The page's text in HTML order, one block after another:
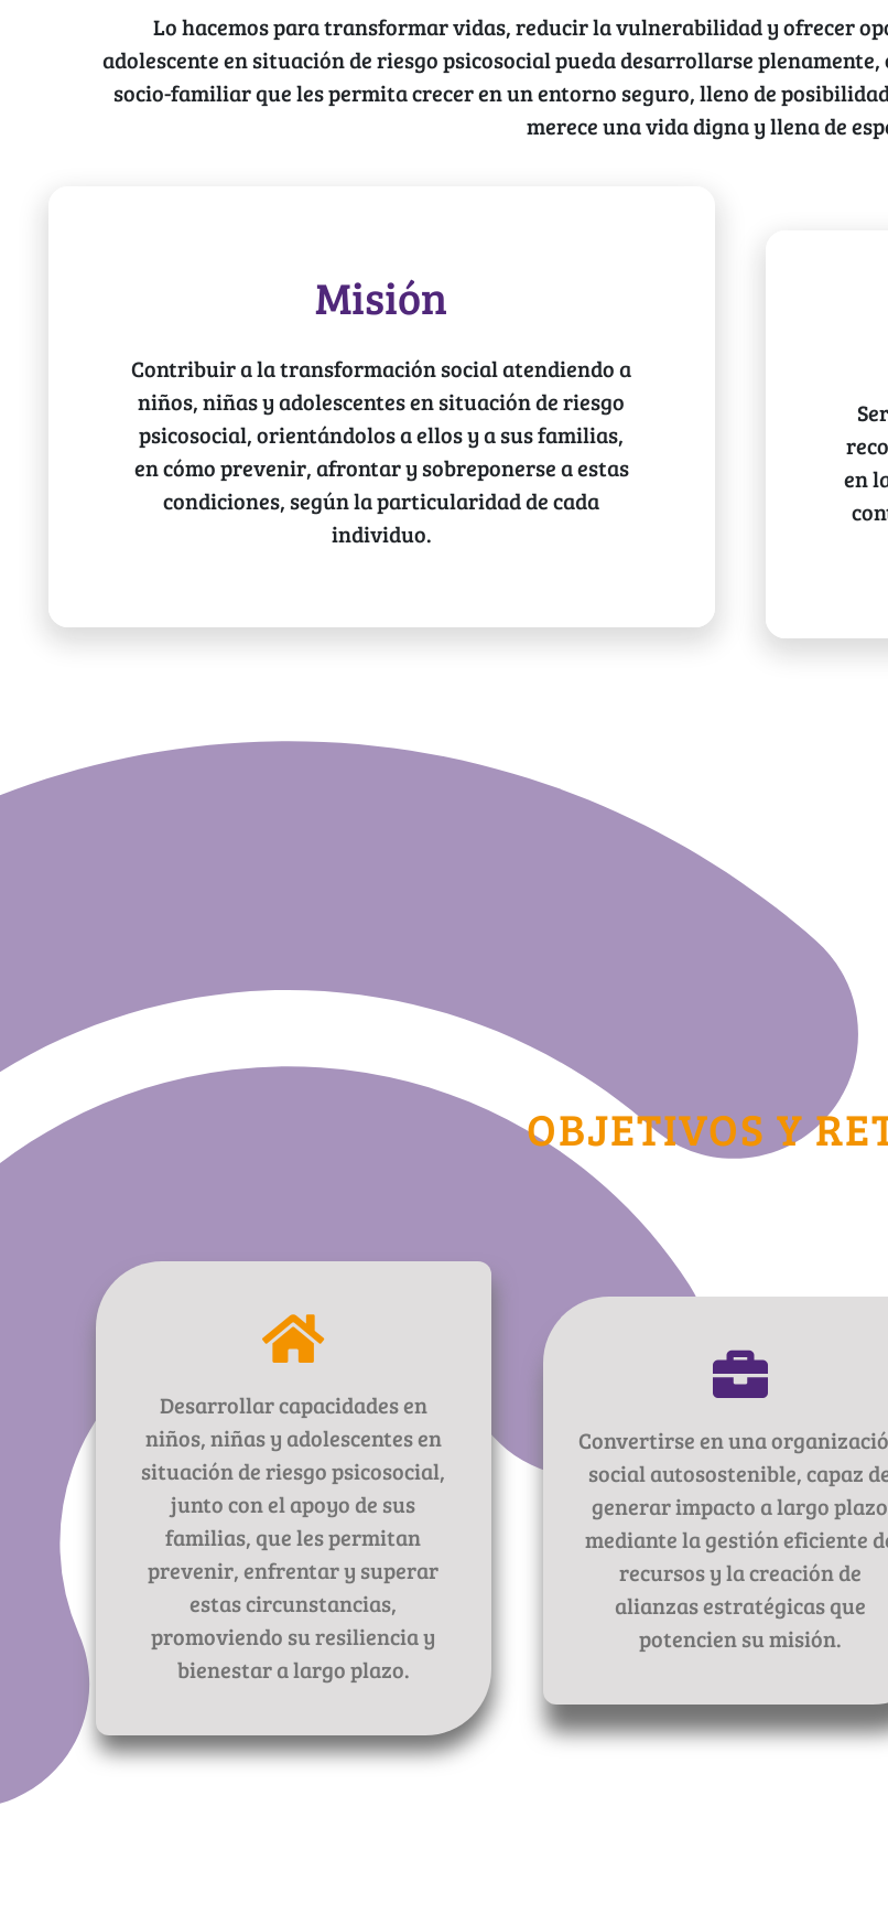
Lo hacemos para transformar vidas, reducir la vulnerabilidad y ofrecer
adolescente en situación de riesgo psicosocial pueda desarrollarse
socio-familiar que les permita crecer en un entorno seguro, lleno de
merece una vida digna y llena de
Misión
Contribuir a la transformación social atendiendo a
niños, niñas y adolescentes en situación de riesgo
psicosocial, orientándolos a ellos y a sus familias,
en cómo prevenir, afrontar y sobreponerse a estas
condiciones, según la particularidad de cada
individuo.
en
OBJETIVOS Y
Desarrollar capacidades en
niños, niñas y adolescentes en
situación de riesgo psicosocial,
junto con el apoyo de sus
familias, que les permitan
prevenir, enfrentar y superar
estas circunstancias,
promoviendo su resiliencia y
bienestar a largo plazo.
Convertirse en una
social autosostenible, capaz
generar impacto a largo plazo
mediante la gestión eficiente
recursos y la creación de
alianzas estratégicas que
potencien su misión.